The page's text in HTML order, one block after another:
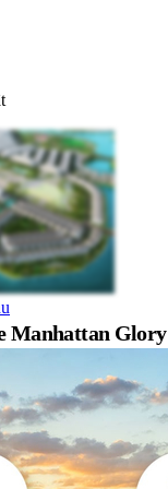
Manhattan Glory